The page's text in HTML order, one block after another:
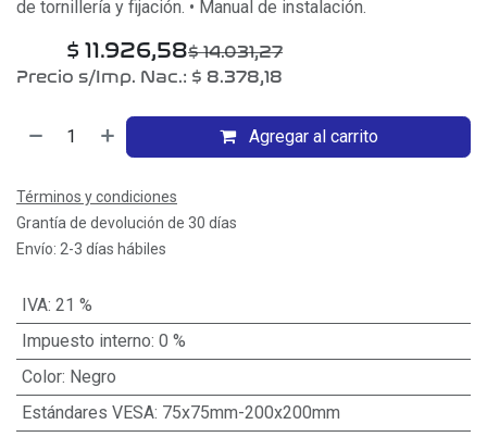
de tornillería y fijación. • Manual de instalación.
$ 11.926,58$14.031,27
Precio s/Imp. Nac.: $ 8.378,18
Agregar al carrito
Términos y condiciones
Grantía de devolución de 30 días
Envío: 2-3 días hábiles
IVA: 21 %
Impuesto interno: 0 %
Color: Negro
Estándares VESA: 75x75mm-200x200mm